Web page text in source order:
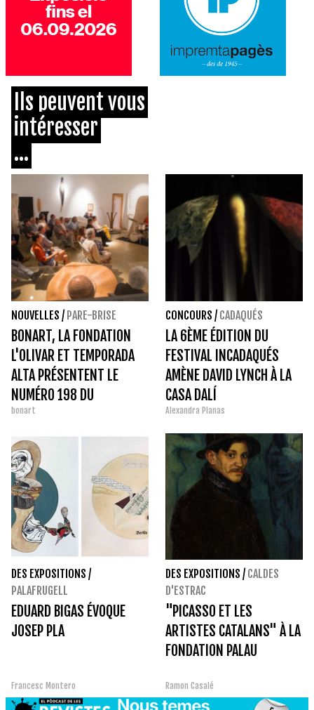
Ils peuvent vous
intéresser
...
NOUVELLES / PARE-BRISE
BONART, LA FONDATION
L'OLIVAR ET TEMPORADA
ALTA PRÉSENTENT LE
NUMÉRO 198 DU
MAGAZINE
bonart
CONCOURS / CADAQUÉS
LA 6ÈME ÉDITION DU
FESTIVAL INCADAQUÉS
AMÈNE DAVID LYNCH À LA
CASA DALÍ
Alexandra Planas
DES EXPOSITIONS /
PALAFRUGELL
EDUARD BIGAS ÉVOQUE
JOSEP PLA
Francesc Montero
DES EXPOSITIONS / CALDES
D'ESTRAC
"PICASSO ET LES
ARTISTES CATALANS" À LA
FONDATION PALAU
Ramon Casalé